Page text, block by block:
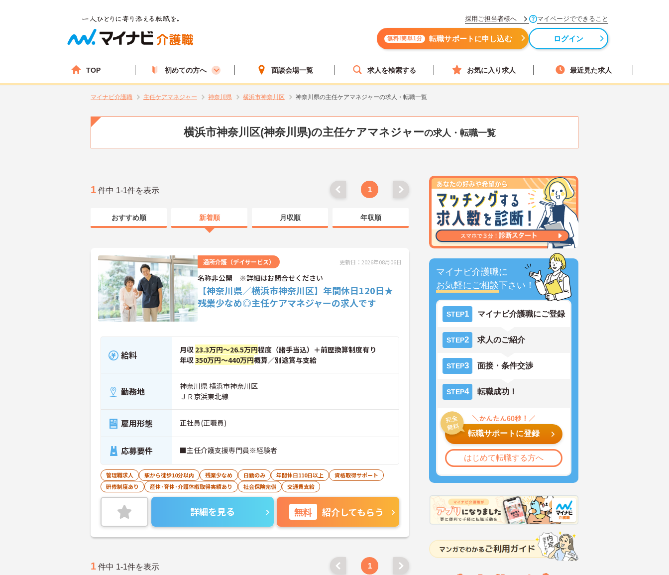
採用ご担当者様へ マイページでできること
無料!簡単1分 転職サポートに申し込む ログイン
TOP 初めての方へ 面談会場一覧 求人を検索する お気に入り求人 最近見た求人
マイナビ介護職 主任ケアマネジャー 神奈川県 横浜市神奈川区 神奈川県の主任ケアマネジャーの求人・転職一覧
横浜市神奈川区(神奈川県)の主任ケアマネジャーの求人・転職一覧
マイナビ介護職に
お気軽にご相談下さい！
STEP1 マイナビ介護職にご登録
STEP2 求人のご紹介
STEP3 面接・条件交渉
STEP4 転職成功！
転職サポートに登録
はじめて転職する方へ
1 件中 1-1件を表示 1
おすすめ順 新着順 月収順 年収順
通所介護（デイサービス） 更新日：2026年08月06日
名称非公開 ※詳細はお問合せください
【神奈川県／横浜市神奈川区】年間休日120日★
残業少なめ◎主任ケアマネジャーの求人です
給料 月収 23.3万円～26.5万円程度（諸手当込）＋前歴換算制度有り
年収350万円～440万円概算／別途賞与支給
勤務地
神奈川県 横浜市神奈川区
ＪＲ京浜東北線
雇用形態 正社員(正職員)
応募要件 ■主任介護支援専門員※経験者
管理職求人 駅から徒歩10分以内 残業少なめ 日勤のみ 年間休日110日以上
資格取得サポート
研修制度あり
産休･育休･介護休暇取得実績あり 社会保険完備 交通費支給
詳細を見る 無料 紹介してもらう
1 件中 1-1件を表示 1